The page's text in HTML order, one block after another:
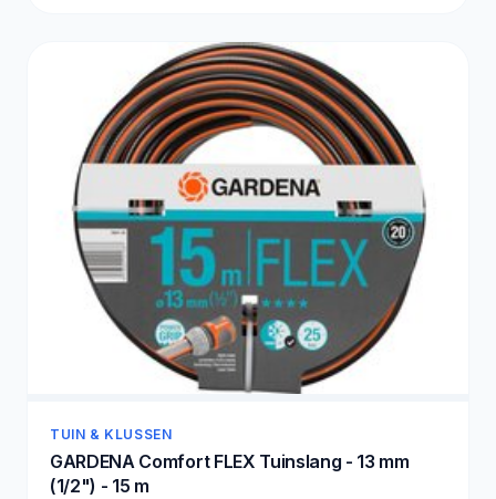
TUIN & KLUSSEN
GARDENA Comfort FLEX Tuinslang - 13 mm
(1/2") - 15 m